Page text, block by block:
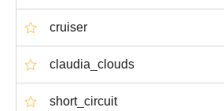
cruiser
claudia_clouds
short_circuit